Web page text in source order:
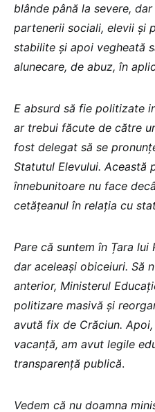
blânde până la severe,
partenerii sociali, elevii și
stabilite și apoi vegheată
alunecare, de abuz, în
E absurd să fie politizate
ar trebui făcute de către
fost delegat să se
Statutul Elevului. Această
înnebunitoare nu face
cetățeanul în relația cu
Pare că suntem în Țara
dar aceleași obiceiuri. Să
anterior, Ministerul
politizare masivă și
avută fix de Crăciun.
vacanță, am avut legile
transparență publică.
Vedem că nu doamna